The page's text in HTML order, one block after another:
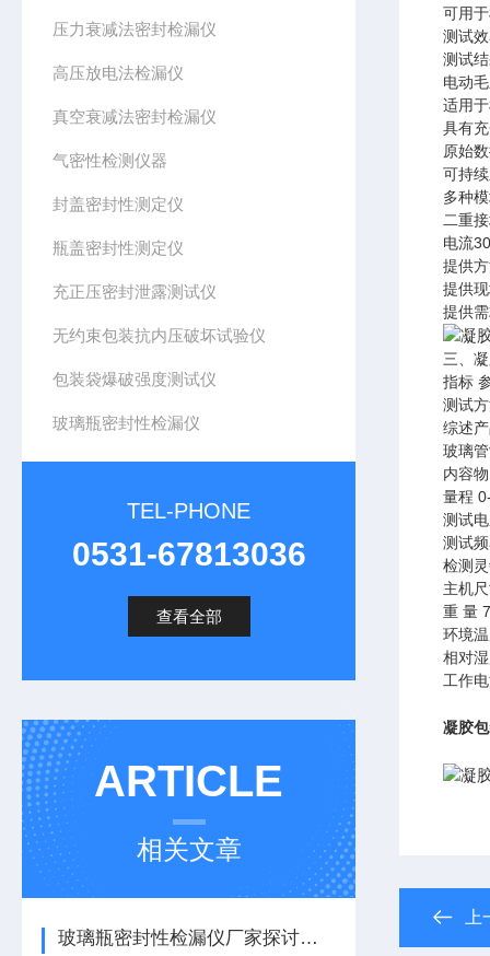
压力衰减法密封检漏仪
高压放电法检漏仪
真空衰减法密封检漏仪
气密性检测仪器
封盖密封性测定仪
瓶盖密封性测定仪
充正压密封泄露测试仪
无约束包装抗内压破坏试验仪
包装袋爆破强度测试仪
玻璃瓶密封性检漏仪
TEL-PHONE
0531-67813036
查看全部
ARTICLE
相关文章
玻璃瓶密封性检漏仪厂家探讨玻璃瓶密封性测试方法
可用
测试
测试
电动
适用
具有
原始
可持
多种
二重
电流
提供
提供
提供
三、
指标
测试
综述
玻璃
内容
量程
测试
测试
检测
主机
重 量
环境
相对
工作
凝胶